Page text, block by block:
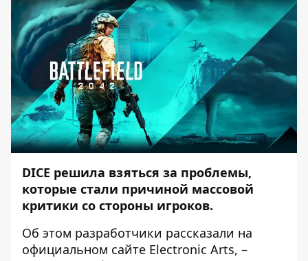
DICE решила взяться за проблемы,
которые стали причиной массовой
критики со стороны игроков.
Об этом разработчики рассказали на
официальном сайте Electronic Arts, –